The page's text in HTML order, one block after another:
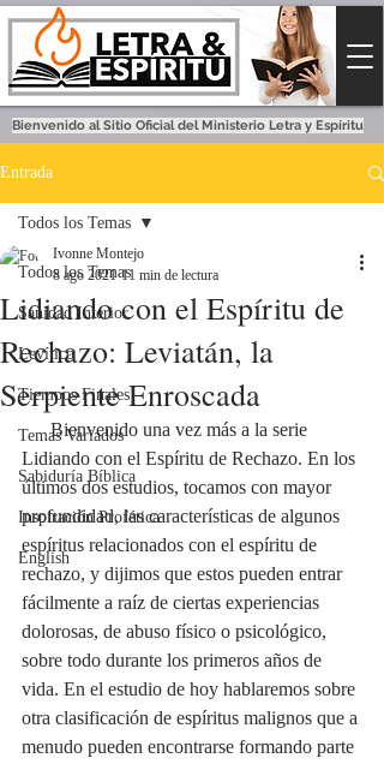
Bienvenido al Sitio Oficial del Ministerio Letra y Espíritu
Entrada
Todos los Temas
Sanidad Interior
Levítico
Tiempos Finales
Temas Variados
Sabiduría Bíblica
Inspiración Profética
English
Todos los Temas
Lidiando con el Espíritu de
Rechazo: Leviatán, la
Serpiente Enroscada
Ivonne Montejo
8 ago 2021 11 min de lectura
      Bienvenido una vez más a la serie
Lidiando con el Espíritu de Rechazo. En los
últimos dos estudios, tocamos con mayor
profundidad, las características de algunos
espíritus relacionados con el espíritu de
rechazo, y dijimos que estos pueden entrar
fácilmente a raíz de ciertas experiencias
dolorosas, de abuso físico o psicológico,
sobre todo durante los primeros años de
vida. En el estudio de hoy hablaremos sobre
otra clasificación de espíritus malignos que a
menudo pueden encontrarse formando parte